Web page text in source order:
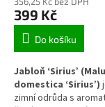
do ledna
399 Kč
Do košíku
Jabloň ‘Sirius’
domestica ‘Sirius’)
zimní odrůda s